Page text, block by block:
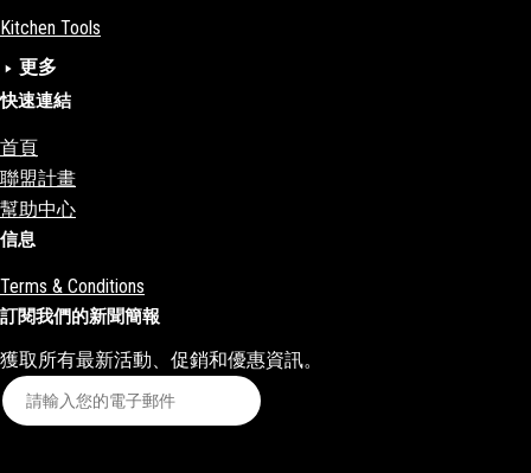
Kitchen Tools
Sale zone
Socks
Shoes
成人用品
Bras
Bags
Makeup
更多
快速連結
首頁
聯盟計畫
幫助中心
信息
Terms & Conditions
訂閱我們的新聞簡報
獲取所有最新活動、促銷和優惠資訊。